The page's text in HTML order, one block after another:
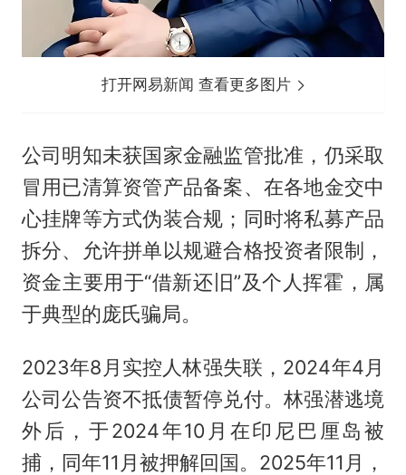
打开网易新闻 查看更多图片
公司明知未获国家金融监管批准，仍采取
冒用已清算资管产品备案、在各地金交中
心挂牌等方式伪装合规；同时将私募产品
拆分、允许拼单以规避合格投资者限制，
资金主要用于“借新还旧”及个人挥霍，属
于典型的庞氏骗局。
2023年8月实控人林强失联，2024年4月
公司公告资不抵债暂停兑付。林强潜逃境
外后，于2024年10月在印尼巴厘岛被
捕，同年11月被押解回国。2025年11月，